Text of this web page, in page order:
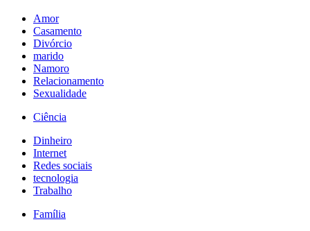
Amor
Casamento
Divórcio
marido
Namoro
Relacionamento
Sexualidade
Ciência
Dinheiro
Internet
Redes sociais
tecnologia
Trabalho
Família